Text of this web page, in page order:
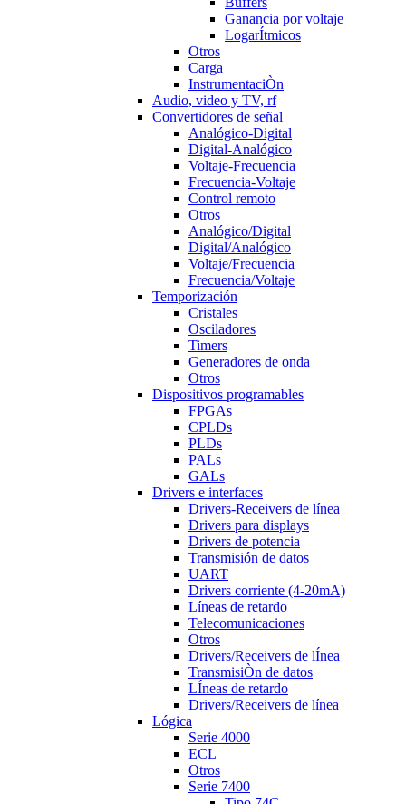
Ganancia por voltaje
LogarÍtmicos
Otros
Carga
InstrumentaciÒn
Audio, video y TV, rf
Convertidores de señal
Analógico-Digital
Digital-Analógico
Voltaje-Frecuencia
Frecuencia-Voltaje
Control remoto
Otros
Analógico/Digital
Digital/Analógico
Voltaje/Frecuencia
Frecuencia/Voltaje
Temporización
Cristales
Osciladores
Timers
Generadores de onda
Otros
Dispositivos programables
FPGAs
CPLDs
PLDs
PALs
GALs
Drivers e interfaces
Drivers-Receivers de línea
Drivers para displays
Drivers de potencia
Transmisión de datos
UART
Drivers corriente (4-20mA)
Líneas de retardo
Telecomunicaciones
Otros
Drivers/Receivers de lÍnea
TransmisiÒn de datos
LÍneas de retardo
Drivers/Receivers de línea
Lógica
Serie 4000
ECL
Otros
Serie 7400